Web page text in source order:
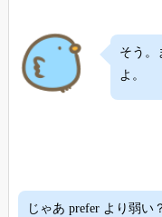
そう。
よ。
じゃあ prefer より弱い